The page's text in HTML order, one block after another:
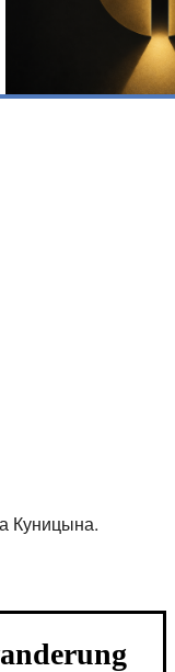
Куницына.